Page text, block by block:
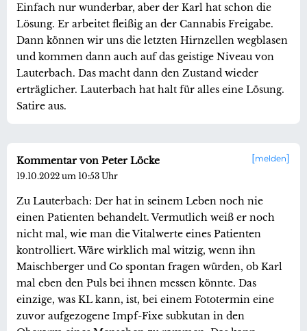
Einfach nur wunderbar, aber der Karl hat schon die
Lösung. Er arbeitet fleißig an der Cannabis Freigabe.
Dann können wir uns die letzten Hirnzellen wegblasen
und kommen dann auch auf das geistige Niveau von
Lauterbach. Das macht dann den Zustand wieder
erträglicher. Lauterbach hat halt für alles eine Lösung.
Satire aus.
melden
Kommentar von Peter Löcke
19.10.2022 um 10:53 Uhr
Zu Lauterbach: Der hat in seinem Leben noch nie
einen Patienten behandelt. Vermutlich weiß er noch
nicht mal, wie man die Vitalwerte eines Patienten
kontrolliert. Wäre wirklich mal witzig, wenn ihn
Maischberger und Co spontan fragen würden, ob Karl
mal eben den Puls bei ihnen messen könnte. Das
einzige, was KL kann, ist, bei einem Fototermin eine
zuvor aufgezogene Impf-Fixe subkutan in den